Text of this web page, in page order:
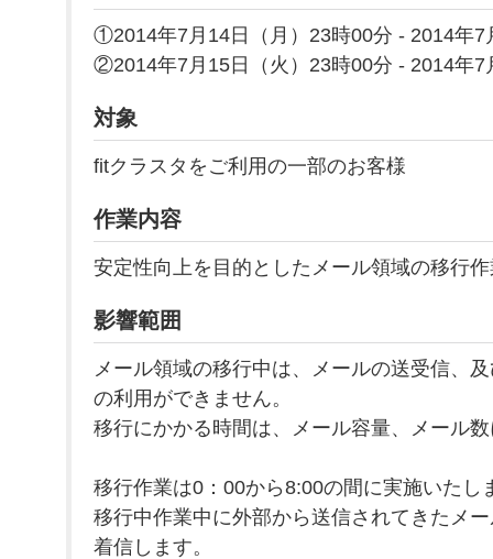
①2014年7月14日（月）23時00分 - 2014年7
②2014年7月15日（火）23時00分 - 2014年7
対象
fitクラスタをご利用の一部のお客様
作業内容
安定性向上を目的としたメール領域の移行
影響範囲
メール領域の移行中は、メールの送受信、
の利用ができません。
移行にかかる時間は、メール容量、メール
移行作業は0：00から8:00の間に実施いたし
移行中作業中に外部から送信されてきたメ
着信します。